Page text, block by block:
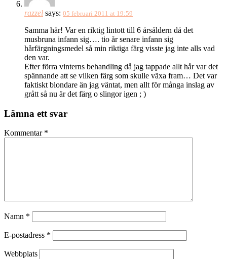
razzel says: 05 februari 2011 at 19:59
Samma här! Var en riktig lintott till 6 årsåldern då det
musbruna infann sig…. tio år senare infann sig
hårfärgningsmedel så min riktiga färg visste jag inte alls vad
den var.
Efter förra vinterns behandling då jag tappade allt hår var det
spännande att se vilken färg som skulle växa fram… Det var
faktiskt blondare än jag väntat, men allt för många inslag av
grått så nu är det färg o slingor igen ; )
Lämna ett svar
Kommentar *
Namn *
E-postadress *
Webbplats